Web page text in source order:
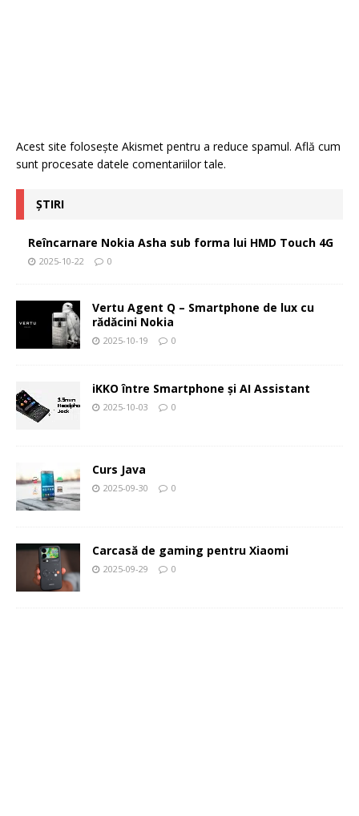
Acest site folosește Akismet pentru a reduce spamul. Află cum
sunt procesate datele comentariilor tale.
ȘTIRI
Reîncarnare Nokia Asha sub forma lui HMD Touch 4G
2025-10-22 0
Vertu Agent Q – Smartphone de lux cu
rădăcini Nokia
2025-10-19 0
iKKO între Smartphone și AI Assistant
2025-10-03 0
Curs Java
2025-09-30 0
Carcasă de gaming pentru Xiaomi
2025-09-29 0